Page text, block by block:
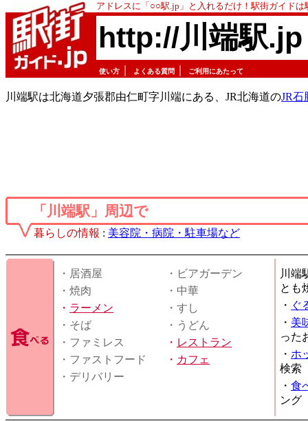
アドレスに「○○駅.jp」と入れるだけ！駅街ガイド
http://川端駅.jp
使い方 よくある質問 ご利用にあたって
川端駅は北海道夕張郡由仁町字川端にある、JR北海道のJR石
「川端駅」周辺で
暮らしの情報 : 美容院・病院・駐車場など
・居酒屋
・ビアガーデン
・焼肉
・中華
・ ラーメン
・すし
・そば
・うどん
・ファミレス
・ レストラン
・ファストフード
・ カフェ
・デリバリー
川端
とも
・ ぐ
・ 美
った
・ ホ
検索
・ 食
ング